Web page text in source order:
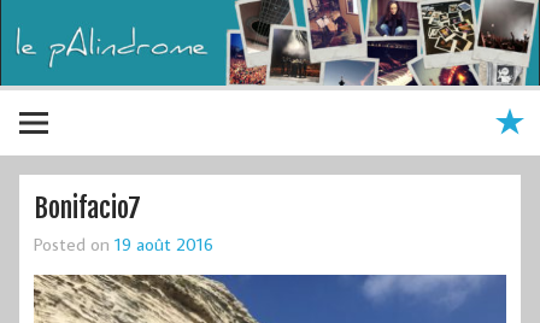
Bonifacio7
Posted on 19 août 2016